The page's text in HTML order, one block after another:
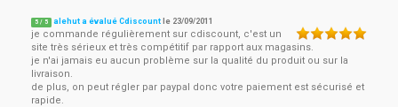
5 / 5 alehut a évalué Cdiscount le 23/09/2011
je commande régulièrement sur cdiscount, c'est un
site très sérieux et très compétitif par rapport aux magasins.
je n'ai jamais eu aucun problème sur la qualité du produit ou sur la
livraison.
de plus, on peut régler par paypal donc votre paiement est sécurisé et
rapide.